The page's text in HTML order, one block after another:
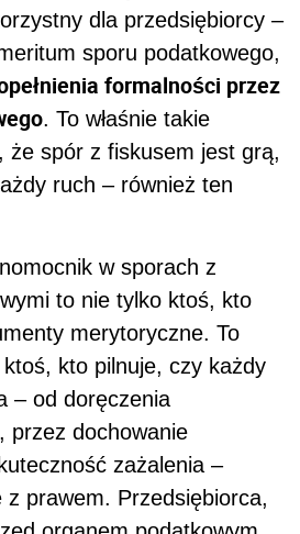
dla przedsiębiorcy –
sporu podatkowego,
formalności przez
. To właśnie takie
że spór z fiskusem jest grą,
ruch – również ten
w sporach z
to nie tylko ktoś, kto
merytoryczne. To
kto pilnuje, czy każdy
– od doręczenia
przez dochowanie
zażalenia –
z prawem. Przedsiębiorca,